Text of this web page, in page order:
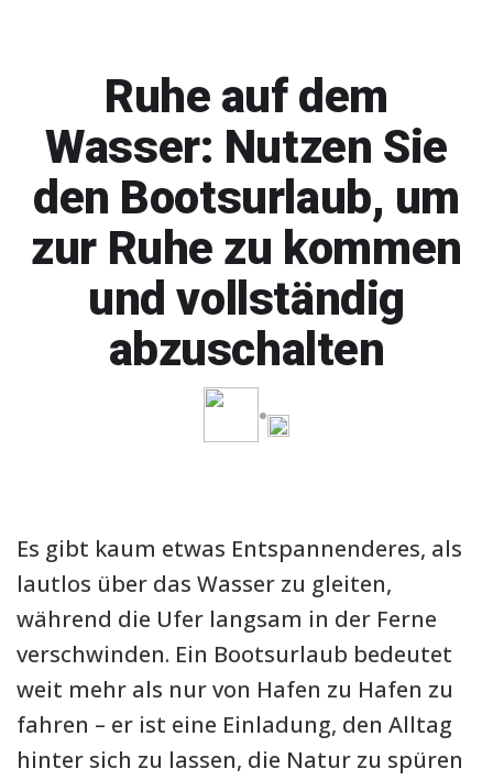
Ruhe auf dem
Wasser: Nutzen Sie
den Bootsurlaub, um
zur Ruhe zu kommen
und vollständig
abzuschalten
Es gibt kaum etwas Entspannenderes, als
lautlos über das Wasser zu gleiten,
während die Ufer langsam in der Ferne
verschwinden. Ein Bootsurlaub bedeutet
weit mehr als nur von Hafen zu Hafen zu
fahren – er ist eine Einladung, den Alltag
hinter sich zu lassen, die Natur zu spüren